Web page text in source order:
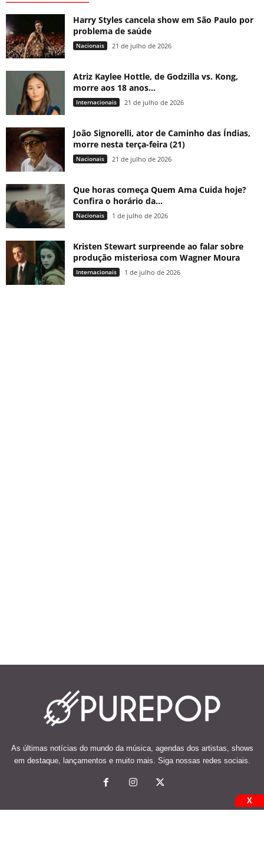
Harry Styles cancela show em São Paulo por
problema de saúde
Nacionais 21 de julho de 2026
Atriz Kaylee Hottle, de Godzilla vs. Kong,
morre aos 18 anos...
Internacionais 21 de julho de 2026
João Signorelli, ator de Caminho das Índias,
morre nesta terça-feira (21)
Nacionais 21 de julho de 2026
Que horas começa Quem Ama Cuida hoje?
Confira o horário da...
Nacionais 1 de julho de 2026
Kristen Stewart surpreende ao falar sobre
produção misteriosa com Wagner Moura
Internacionais 1 de julho de 2026
As últimas notícias do mundo da música, agendas dos artistas, shows
em destaque, lançamentos e muito mais. Siga nossas redes sociais.
X